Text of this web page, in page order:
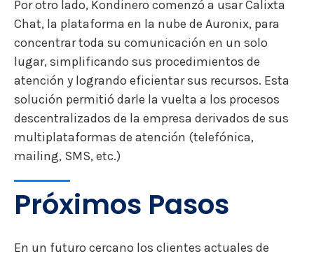
Por otro lado, Kondinero comenzó a usar Calixta
Chat, la plataforma en la nube de Auronix, para
concentrar toda su comunicación en un solo
lugar, simplificando sus procedimientos de
atención y logrando eficientar sus recursos. Esta
solución permitió darle la vuelta a los procesos
descentralizados de la empresa derivados de sus
multiplataformas de atención (telefónica,
mailing, SMS, etc.)
Próximos Pasos
En un futuro cercano los clientes actuales de